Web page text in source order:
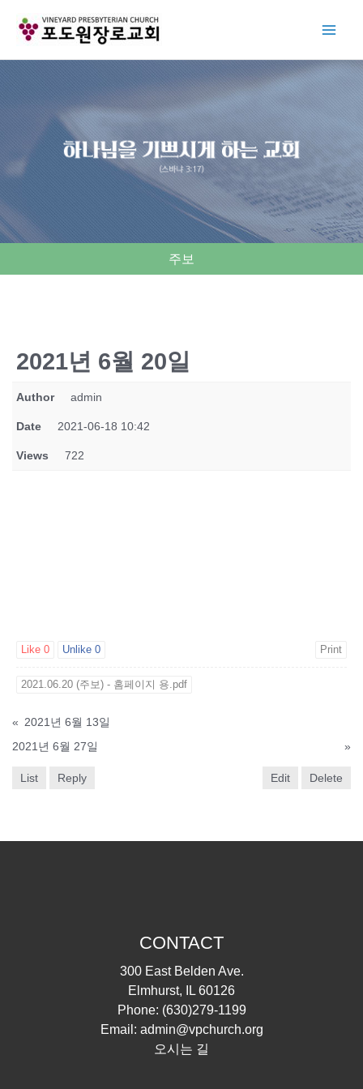
주보
2021년 6월 20일
Author admin
Date 2021-06-18 10:42
Views 722
Like 0 Unlike 0 Print
2021.06.20 (주보) - 홈페이지 용.pdf
« 2021년 6월 13일
2021년 6월 27일
»
List Reply Edit Delete
CONTACT
300 East Belden Ave.
Elmhurst, IL 60126
Phone: (630)279-1199
Email: admin@vpchurch.org
오시는 길